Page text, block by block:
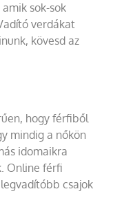
sok-sok
verdákat
kövesd az
hogy férfiből
mindig a nőkön
idomaikra
Online férfi
csajok